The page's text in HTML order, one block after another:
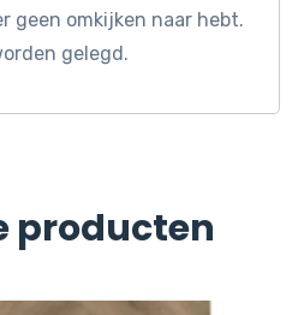
geen omkijken naar hebt.
gelegd.
producten